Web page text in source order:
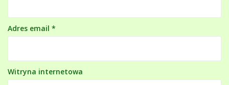
Adres email *
Witryna internetowa